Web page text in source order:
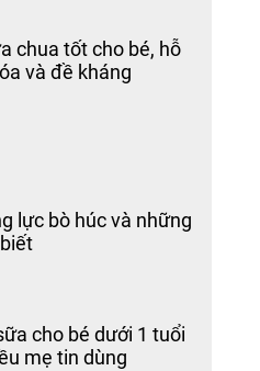
chua tốt cho bé, hỗ
và đề kháng
lực bò húc và những
cho bé dưới 1 tuổi
mẹ tin dùng